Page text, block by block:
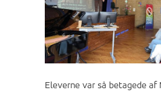
Eleverne var så betagede